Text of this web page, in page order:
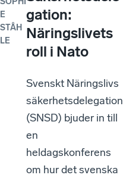
E
STÅH
LE
gation:
Näringslivets
roll i Nato
Svenskt Näringslivs
säkerhetsdelegation
(SNSD) bjuder in till
en
heldagskonferens
om hur det svenska